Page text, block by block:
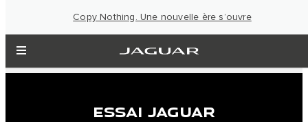
Copy Nothing. Une nouvelle ère s’ouvre
ESSAI JAGUAR